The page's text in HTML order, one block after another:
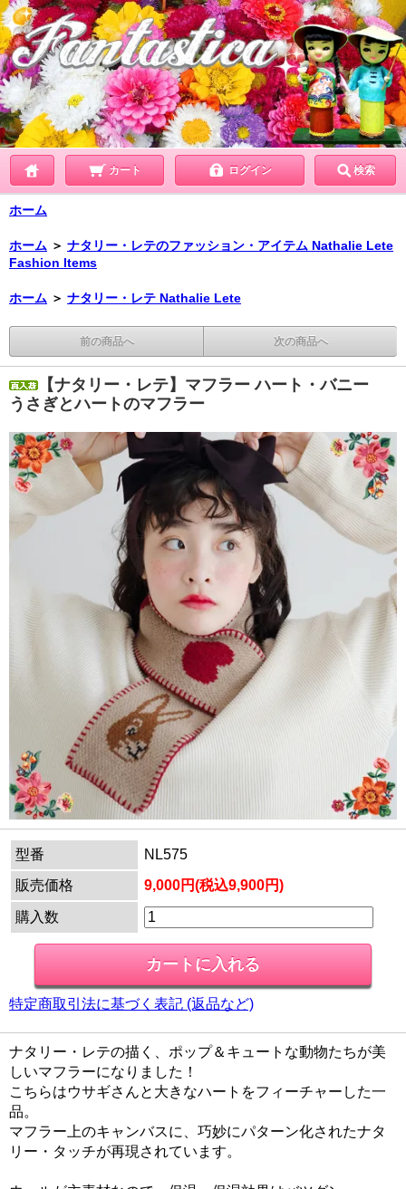
カート ログイン 検索
ホーム
ホーム ＞ ナタリー・レテのファッション・アイテム Nathalie Lete
Fashion Items
ホーム ＞ ナタリー・レテ Nathalie Lete
前の商品へ 次の商品へ
【ナタリー・レテ】マフラー ハート・バニー
うさぎとハートのマフラー
型番
NL575
販売価格
9,000円(税込9,900円)
購入数
特定商取引法に基づく表記 (返品など)
ナタリー・レテの描く、ポップ＆キュートな動物たちが美
しいマフラーになりました！
こちらはウサギさんと大きなハートをフィーチャーした一
品。
マフラー上のキャンバスに、巧妙にパターン化されたナタ
リー・タッチが再現されています。